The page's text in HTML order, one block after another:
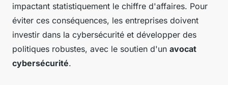
impactant statistiquement le chiffre d'affaires. Pour
éviter ces conséquences, les entreprises doivent
investir dans la cybersécurité et développer des
politiques robustes, avec le soutien d'un avocat
cybersécurité.